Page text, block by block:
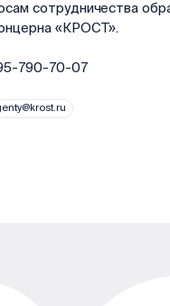
сотрудничества
«КРОСТ».
790-70-07